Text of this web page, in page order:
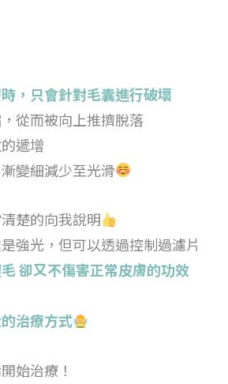
，只會針對毛囊進行破壞
從而被向上推擠脫落
遞增
變細減少至光滑
楚的向我說明
強光，但可以透過控制過濾片
卻又不傷害正常皮膚的功效
治療方式
始治療！